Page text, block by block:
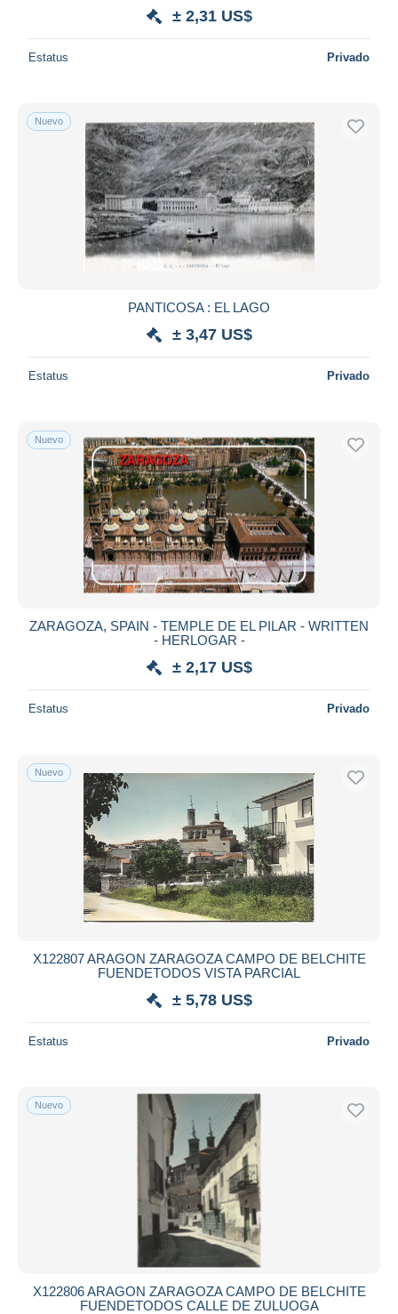
± 2,31 US$
Estatus Privado
Nuevo
PANTICOSA : EL LAGO
± 3,47 US$
Estatus Privado
Nuevo
ZARAGOZA, SPAIN - TEMPLE DE EL PILAR - WRITTEN
- HERLOGAR -
± 2,17 US$
Estatus Privado
Nuevo
X122807 ARAGON ZARAGOZA CAMPO DE BELCHITE
FUENDETODOS VISTA PARCIAL
± 5,78 US$
Estatus Privado
Nuevo
X122806 ARAGON ZARAGOZA CAMPO DE BELCHITE
FUENDETODOS CALLE DE ZULUOGA